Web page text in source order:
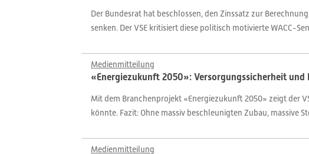
Der Bundesrat hat beschlossen, den Zinssatz zur
senken. Der VSE kritisiert diese politisch motivierte WACC-
Medienmitteilung
«Energiezukunft 2050»: Versorgungssicherheit
Mit dem Branchenprojekt «Energiezukunft 2050» zeigt der
könnte. Fazit: Ohne massiv beschleunigten Zubau, massive
Medienmitteilung